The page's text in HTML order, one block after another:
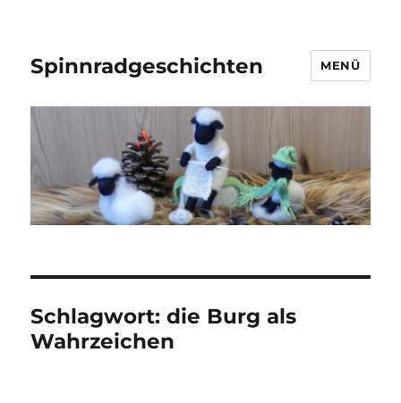
Spinnradgeschichten MENÜ
Schlagwort:die Burg als
Wahrzeichen